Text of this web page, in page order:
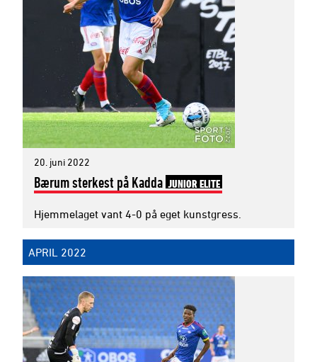
20. juni 2022
Bærum sterkest på Kadda JUNIOR ELITE
Hjemmelaget vant 4-0 på eget kunstgress.
APRIL 2022